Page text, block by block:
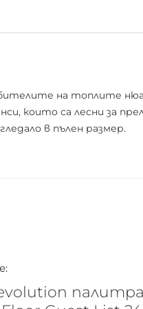
на топлите
които са лесни за
в пълен размер.